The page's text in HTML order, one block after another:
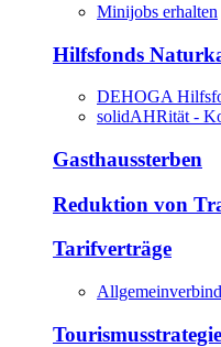
Minijobs erhalten
Hilfsfonds
DEHOGA
solidAHRität -
Gasthaussterben
Reduktion von
Tarifverträge
Tourismusstrategie